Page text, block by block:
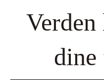
dine